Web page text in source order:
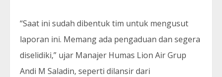
“Saat ini sudah dibentuk tim untuk mengusut
laporan ini. Memang ada pengaduan dan segera
diselidiki,” ujar Manajer Humas Lion Air Grup
Andi M Saladin, seperti dilansir dari